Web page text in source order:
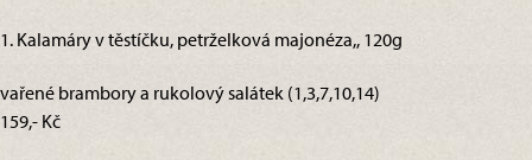
1. Kalamáry v těstíčku, petrželková majonéza,, 120g
vařené brambory a rukolový salátek (1,3,7,10,14)
159,- Kč